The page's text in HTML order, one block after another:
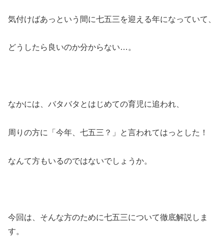
気付けばあっという間に七五三を迎える年になっていて、
どうしたら良いのか分からない…。
なかには、バタバタとはじめての育児に追われ、
周りの方に「今年、七五三？」と言われてはっとした！
なんて方もいるのではないでしょうか。
今回は、そんな方のために七五三について徹底解説しま
す。